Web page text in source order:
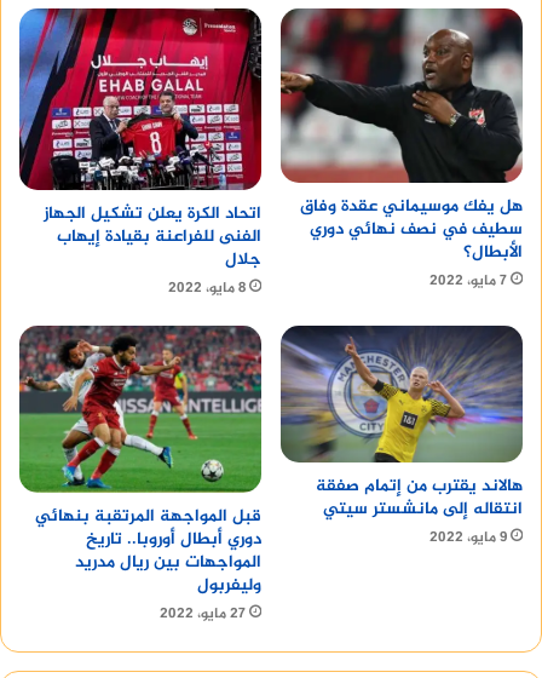
هل يفك موسيماني عقدة وفاق
سطيف في نصف نهائي دوري
الأبطال؟
7 مايو، 2022
اتحاد الكرة يعلن تشكيل الجهاز
الفنى للفراعنة بقيادة إيهاب
جلال
8 مايو، 2022
هالاند يقترب من إتمام صفقة
انتقاله إلى مانشستر سيتي
9 مايو، 2022
قبل المواجهة المرتقبة بنهائي
دوري أبطال أوروبا.. تاريخ
المواجهات بين ريال مدريد
وليفربول
27 مايو، 2022